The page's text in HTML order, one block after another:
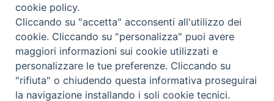
• Largo Duomo, 12 - 85025 MELFI (PZ) •
Tel. 0972238604
PEC ufficiale della Diocesi:
diocesi.melfi_rapolla_venosa@legalmail.it
cookie policy.
Cliccando su "accetta" acconsenti all'utilizzo dei
cookie. Cliccando su "personalizza" puoi avere
maggiori informazioni sui cookie utilizzati e
personalizzare le tue preferenze. Cliccando su
"rifiuta" o chiudendo questa informativa proseguirai
la navigazione installando i soli cookie tecnici.